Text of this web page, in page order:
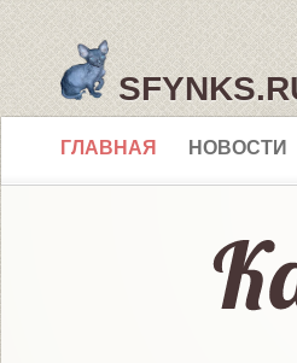
ГЛАВНАЯ НОВОСТИ